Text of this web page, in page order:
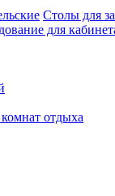
Столы для
для
отдыха